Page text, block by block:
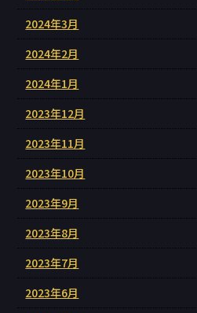
2024年3月
2024年2月
2024年1月
2023年12月
2023年11月
2023年10月
2023年9月
2023年8月
2023年7月
2023年6月